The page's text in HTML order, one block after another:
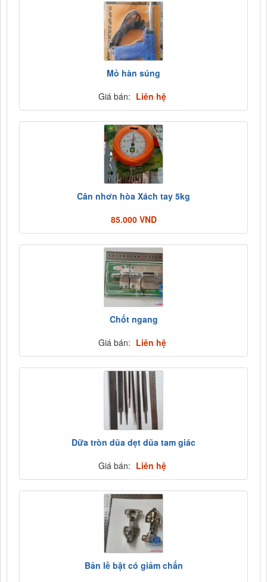
Mỏ hàn súng
Giá bán: Liên hệ
Cân nhơn hòa Xách tay 5kg
85.000 VND
Chốt ngang
Giá bán: Liên hệ
Dữa tròn dũa dẹt dũa tam giác
Giá bán: Liên hệ
Bản lề bật có giảm chấn